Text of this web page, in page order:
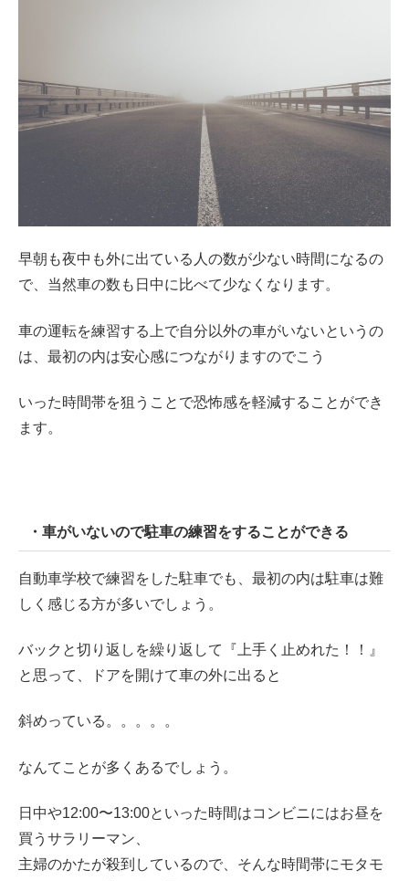
早朝も夜中も外に出ている人の数が少ない時間になるの
で、当然車の数も日中に比べて少なくなります。
車の運転を練習する上で自分以外の車がいないというの
は、最初の内は安心感につながりますのでこう
いった時間帯を狙うことで恐怖感を軽減することができ
ます。
・車がいないので駐車の練習をすることができる
自動車学校で練習をした駐車でも、最初の内は駐車は難
しく感じる方が多いでしょう。
バックと切り返しを繰り返して『上手く止めれた！！』
と思って、ドアを開けて車の外に出ると
斜めっている。。。。。
なんてことが多くあるでしょう。
日中や12:00〜13:00といった時間はコンビニにはお昼を
買うサラリーマン、
主婦のかたが殺到しているので、そんな時間帯にモタモ